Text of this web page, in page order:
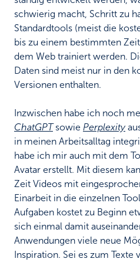
schwierig macht, Schritt zu
Standardtools (meist die
bis zu einem bestimmten
dem Web trainiert werden.
Daten sind meist nur in den
Versionen enthalten.
Inzwischen habe ich noch
ChatGPTsowie Perplexity
in meinen Arbeitsalltag
habe ich mir auch mit dem
Avatar erstellt. Mit diesem
Zeit Videos mit
Einarbeit in die einzelnen
Aufgaben kostet zu Beginn
sich einmal damit
Anwendungen viele neue
Inspiration. Sei es zum Texte